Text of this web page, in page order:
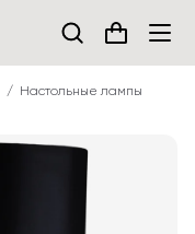
Настольные лампы